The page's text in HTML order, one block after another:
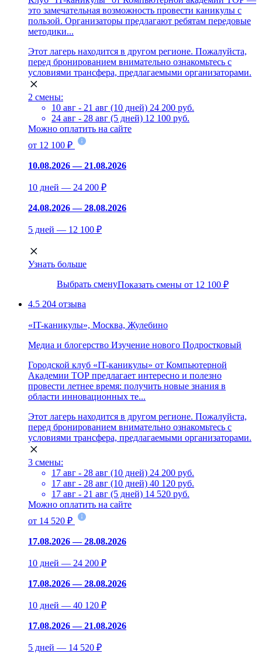
это замечательная возможность провести каникулы с
пользой. Организаторы предлагают ребятам передовые
методики...
Этот лагерь находится в другом регионе. Пожалуйста,
перед бронированием внимательно ознакомьтесь с
условиями трансфера, предлагаемыми организаторами.
2 смены:
10 авг - 21 авг (10 дней) 24 200 руб.
24 авг - 28 авг (5 дней) 12 100 руб.
Можно оплатить на сайте
от 12 100 ₽
10.08.2026 — 21.08.2026
10 дней — 24 200 ₽
24.08.2026 — 28.08.2026
5 дней — 12 100 ₽
Узнать больше
Выбрать сменуПоказать смены от 12 100 ₽
4.5 204 отзыва
«IT-каникулы», Москва, Жулебино
Медиа и блогерство Изучение нового Подростковый
Городской клуб «IT-каникулы» от Компьютерной
Академии ТОР предлагает интересно и полезно
провести летнее время: получить новые знания в
области инновационных те...
Этот лагерь находится в другом регионе. Пожалуйста,
перед бронированием внимательно ознакомьтесь с
условиями трансфера, предлагаемыми организаторами.
3 смены:
17 авг - 28 авг (10 дней) 24 200 руб.
17 авг - 28 авг (10 дней) 40 120 руб.
17 авг - 21 авг (5 дней) 14 520 руб.
Можно оплатить на сайте
от 14 520 ₽
17.08.2026 — 28.08.2026
10 дней — 24 200 ₽
17.08.2026 — 28.08.2026
10 дней — 40 120 ₽
17.08.2026 — 21.08.2026
5 дней — 14 520 ₽